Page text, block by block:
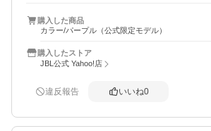
購入した商品
カラー/パープル（公式限定モデル）
購入したストア
JBL公式 Yahoo!店
違反報告 いいね0